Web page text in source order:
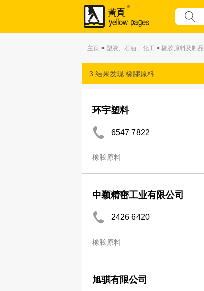
主页 > 塑胶、石油、化工 > 橡胶原料及制品
3 结果发现 橡膠原料
环宇塑料
6547 7822
橡胶原料
中颖精密工业有限公司
2426 6420
橡胶原料
旭骐有限公司